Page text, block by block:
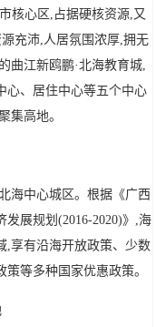
核心区,占据硬核资源,又
充沛,人居氛围浓厚,拥无
曲江新鸥鹏·北海教育城,
心、居住中心等五个中心
集高地。
海中心城区。根据《广西
展规划(2016-2020)》,海
,享有沿海开放政策、少数
等多种国家优惠政策。